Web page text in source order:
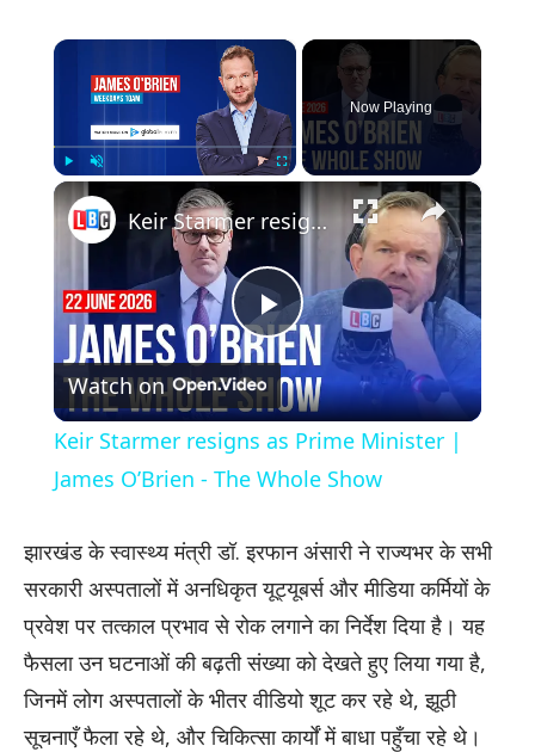
×
Play
Now Playing
×
Play
Video
Keir Starmer resigns as Prime Minister | James O’Brien - The Whole Show
Watch on
Keir Starmer resigns as Prime Minister |
James O’Brien - The Whole Show
झारखंड के स्वास्थ्य मंत्री डॉ. इरफान अंसारी ने राज्यभर के सभी
सरकारी अस्पतालों में अनधिकृत यूट्यूबर्स और मीडिया कर्मियों के
प्रवेश पर तत्काल प्रभाव से रोक लगाने का निर्देश दिया है। यह
फैसला उन घटनाओं की बढ़ती संख्या को देखते हुए लिया गया है,
जिनमें लोग अस्पतालों के भीतर वीडियो शूट कर रहे थे, झूठी
सूचनाएँ फैला रहे थे, और चिकित्सा कार्यों में बाधा पहुँचा रहे थे।